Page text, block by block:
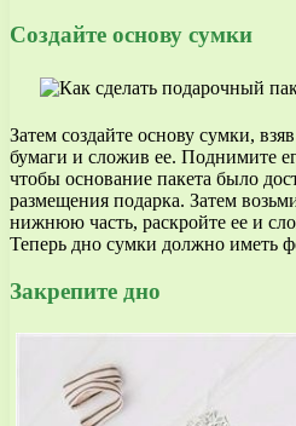
Создайте основу сумки
Затем создайте основу сумки,
бумаги и сложив ее. Поднимите
чтобы основание пакета было
размещения подарка. Затем
нижнюю часть, раскройте ее и
Теперь дно сумки должно иметь
Закрепите дно